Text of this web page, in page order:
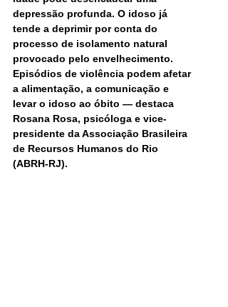
depressão profunda. O idoso já
tende a deprimir por conta do
processo de isolamento natural
provocado pelo envelhecimento.
Episódios de violência podem afetar
a alimentação, a comunicação e
levar o idoso ao óbito — destaca
Rosana Rosa, psicóloga e vice-
presidente da Associação Brasileira
de Recursos Humanos do Rio
(ABRH-RJ).